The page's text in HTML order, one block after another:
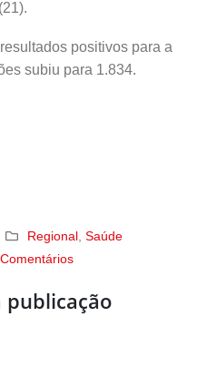
positivos para a
subiu para 1.834.
Regional, Saúde